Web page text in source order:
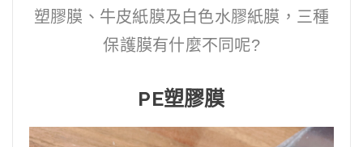
塑膠膜、牛皮紙膜及白色水膠紙膜，三種
保護膜有什麼不同呢?
PE塑膠膜